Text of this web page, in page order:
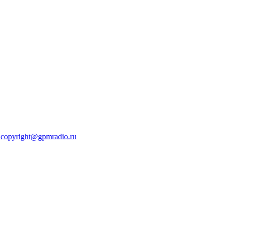
copyright@gpmradio.ru